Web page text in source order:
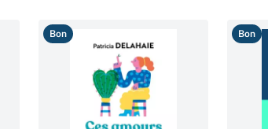
Bon Bon